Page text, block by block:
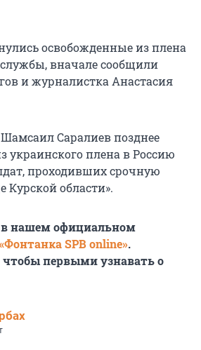
освобожденные из плена
вначале сообщили
и журналистка Анастасия
Саралиев позднее
украинского плена в Россию
проходивших срочную
Курской области».
в нашем официальном
«Фонтанка SPB online».
первыми узнавать о